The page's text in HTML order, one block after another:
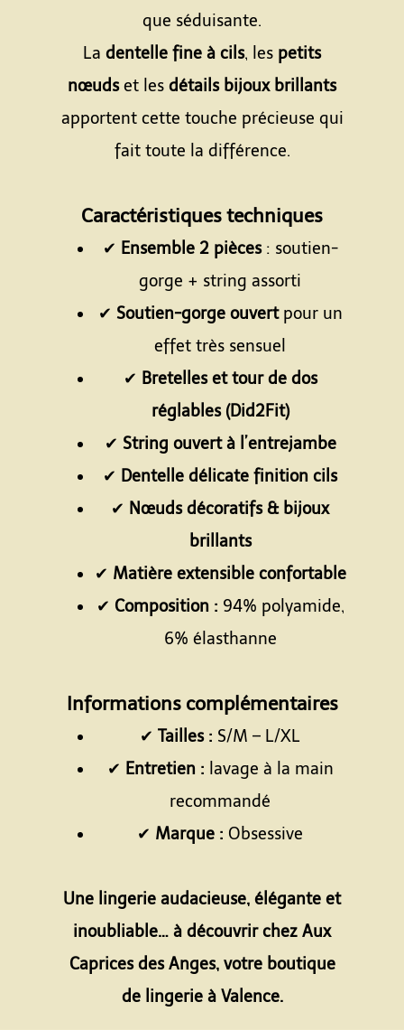
que séduisante.
La dentelle fine à cils, les petits
nœudset les détails bijoux brillants
apportent cette touche précieuse qui
fait toute la différence.
Caractéristiques techniques
✔ Ensemble 2 pièces: soutien-
gorge + string assorti
✔ Soutien-gorge ouvertpour un
effet très sensuel
✔ Bretelles et tour de dos
réglables (Did2Fit)
✔ String ouvert à l’entrejambe
✔ Dentelle délicate finition cils
✔ Nœuds décoratifs & bijoux
brillants
✔ Matière extensible confortable
✔ Composition : 94% polyamide,
6% élasthanne
Informations complémentaires
✔ Tailles : S/M – L/XL
✔ Entretien : lavage à la main
recommandé
✔ Marque : Obsessive
Une lingerie audacieuse, élégante et
inoubliable… à découvrir chez Aux
Caprices des Anges, votre boutique
de lingerie à Valence.